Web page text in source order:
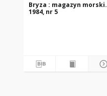
Bryza : magazyn morski.
1984, nr 5